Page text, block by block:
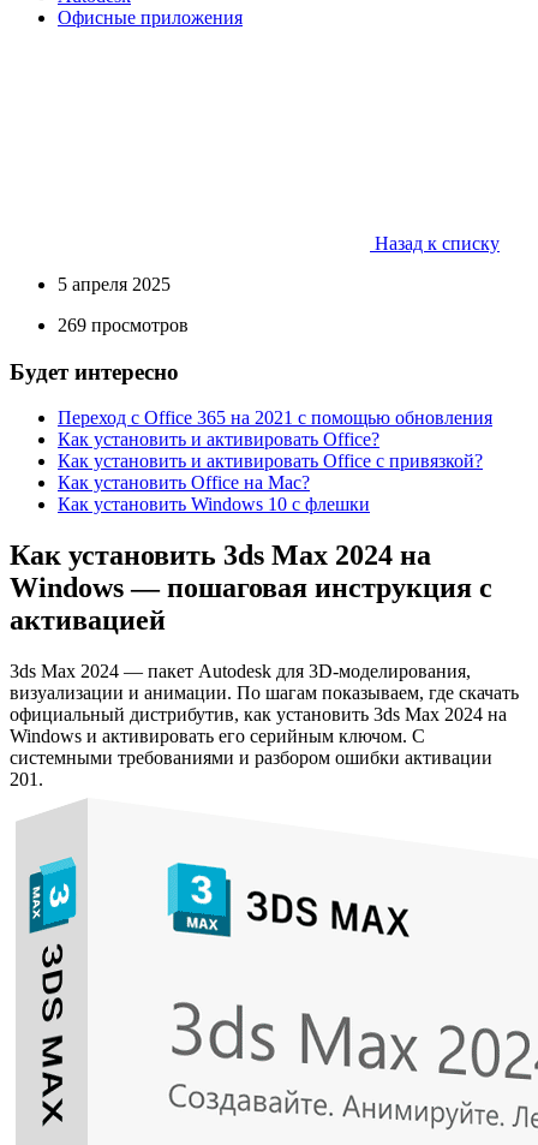
Офисные приложения
Назад к списку
5 апреля 2025
269 просмотров
Будет интересно
Переход с Office 365 на 2021 с помощью обновления
Как установить и активировать Office?
Как установить и активировать Office c привязкой?
Как установить Office на Mac?
Как установить Windows 10 с флешки
Как установить 3ds Max 2024 на
Windows — пошаговая инструкция с
активацией
3ds Max 2024 — пакет Autodesk для 3D-моделирования,
визуализации и анимации. По шагам показываем, где скачать
официальный дистрибутив, как установить 3ds Max 2024 на
Windows и активировать его серийным ключом. С
системными требованиями и разбором ошибки активации
201.